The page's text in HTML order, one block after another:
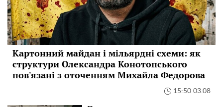
Картонний майдан і мільярдні схеми: як
структури Олександра Конотопського
пов'язані з оточенням Михайла Федорова
15:50 03.08